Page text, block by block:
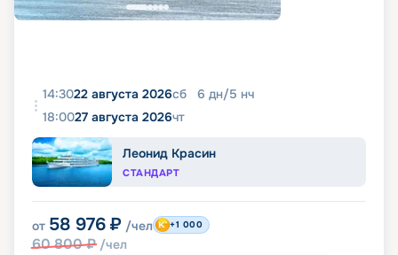
14:3022 августа 2026сб 6 дн/5 нч
18:0027 августа 2026чт
Леонид Красин
СТАНДАРТ
от 58 976 ₽ /чел
60 800₽ /чел
+1 000